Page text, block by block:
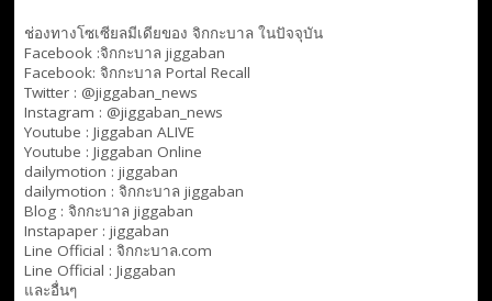
ช่องทางโซเซียลมีเดียของ จิกกะบาล ในปัจจุบัน
Facebook :จิกกะบาล jiggaban
Facebook: จิกกะบาล Portal Recall
Twitter : @jiggaban_news
Instagram : @jiggaban_news
Youtube : Jiggaban ALIVE
Youtube : Jiggaban Online
dailymotion : jiggaban
dailymotion : จิกกะบาล jiggaban
Blog : จิกกะบาล jiggaban
Instapaper : jiggaban
Line Official : จิกกะบาล.com
Line Official : Jiggaban
และอื่นๆ